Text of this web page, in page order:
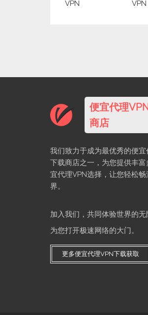
VPN
VPN
便宜代理
商店
我们致力于成为最优秀的便宜
下载商店之一，为您提供丰富
宜代理VPN选择，让您轻松
界。
加入我们，共同体验世界的无
为您打开极速网络的大门。
更多便宜代理VPN下载获取